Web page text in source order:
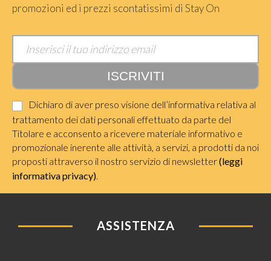
promozioni ed i prezzi scontatissimi di Stay On
Dichiaro di aver preso visione dell’informativa relativa al
trattamento dei dati personali effettuato da parte del
Titolare e acconsento a ricevere materiale informativo e
promozionale inerente alle attività, a servizi, a prodotti da noi
proposti attraverso il nostro servizio di newsletter(leggi
informativa privacy)
ASSISTENZA